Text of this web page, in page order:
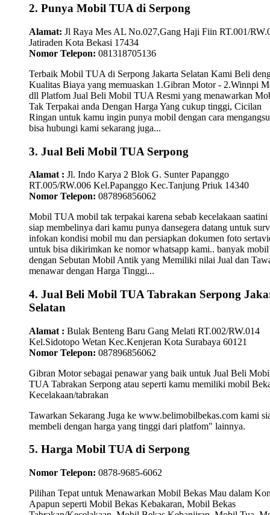
2. Punya Mobil TUA di Serpong
Alamat: Jl Raya Mes AL No.027,Gang Haji Fiin RT.001/
Jatiraden Kota Bekasi 17434
Nomor Telepon: 081318705136
Terbaik Mobil TUA di Serpong Jakarta Selatan Kami Beli
Kualitas Biaya yang memuaskan 1.Gibran Motor - 2.Winnpi
dll Platfom Jual Beli Mobil TUA Resmi yang menawarkan
Tak Terpakai anda Dengan Harga Yang cukup tinggi, Cicilan
Ringan untuk kamu ingin punya mobil dengan cara
bisa hubungi kami sekarang juga...
3. Jual Beli Mobil TUA Serpong
Alamat : Jl. Indo Karya 2 Blok G. Sunter Papanggo
RT.005/RW.006 Kel.Papanggo Kec.Tanjung Priuk 14340
Nomor Telepon: 087896856062
Mobil TUA mobil tak terpakai karena sebab kecelakaan saatini
siap membelinya dari kamu punya dansegera datang untuk
infokan kondisi mobil mu dan persiapkan dokumen foto
untuk bisa dikirimkan ke nomor whatsapp kami.. banyak mobil
dengan Sebutan Mobil Antik yang Memiliki nilai Jual dan
menawar dengan Harga Tinggi...
4. Jual Beli Mobil TUA Tabrakan Serpong
Selatan
Alamat : Bulak Benteng Baru Gang Melati RT.002/RW.014
Kel.Sidotopo Wetan Kec.Kenjeran Kota Surabaya 60121
Nomor Telepon: 087896856062
Gibran Motor sebagai penawar yang baik untuk Jual Beli
TUA Tabrakan Serpong atau seperti kamu memiliki mobil
Kecelakaan/tabrakan
Tawarkan Sekarang Juga ke www.belimobilbekas.com kami
membeli dengan harga yang tinggi dari platfom" lainnya.
5. Harga Mobil TUA di Serpong
Nomor Telepon: 0878-9685-6062
Pilihan Tepat untuk Menawarkan Mobil Bekas Mau dalam
Apapun seperti Mobil Bekas Kebakaran, Mobil Bekas